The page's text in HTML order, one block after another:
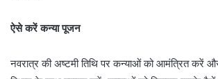
ऐसे करें कन्या पूजन
नवरात्र की अष्टमी तिथि पर कन्याओं को आमंत्रित करें